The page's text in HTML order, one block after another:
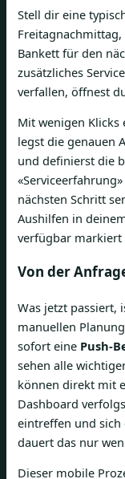
Stell dir eine
Bankett für den
zusätzliches
verfallen, öffnest
Mit wenigen Klicks
legst die genauen
und definierst die
nächsten Schritt
Aushilfen in
verfügbar markiert
Von der
Was jetzt passiert,
manuellen
sofort eine Push-
sehen alle
können direkt mit
Dashboard
eintreffen und sich
dauert das nur
Dieser mobile